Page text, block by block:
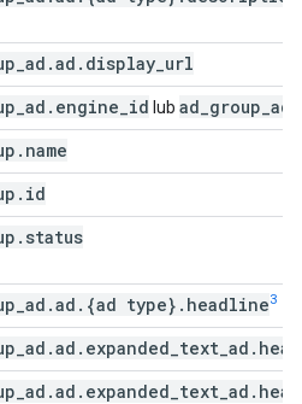
ad .ad . display url
ad . engine id lub ad group ad
. name
. id
. status
ad .ad . {ad type} . headline3
ad .ad . expanded text ad .
ad .ad . expanded text ad .